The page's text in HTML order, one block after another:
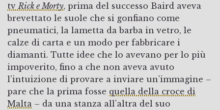
tv Rick e Morty, prima del successo Baird aveva
brevettato le suole che si gonfiano come
pneumatici, la lametta da barba in vetro, le
calze di carta e un modo per fabbricare i
diamanti. Tutte idee che lo avevano per lo più
impoverito, fino a che non aveva avuto
l’intuizione di provare a inviare un’immagine –
pare che la prima fosse quella della croce di
Malta – da una stanza all’altra del suo